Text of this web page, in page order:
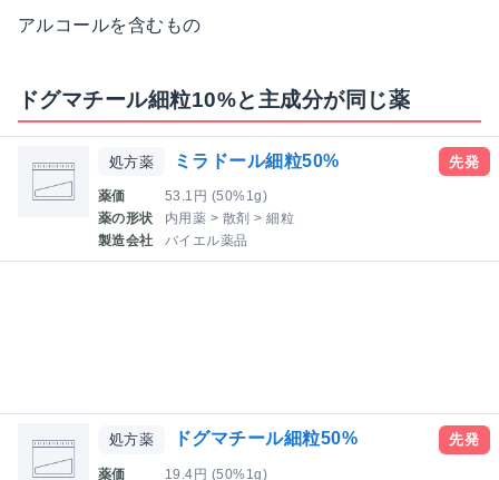
アルコールを含むもの
ドグマチール細粒10%と主成分が同じ薬
処方薬 ミラドール細粒50%
薬価
53.1円 (50%1g)
薬の形状
内用薬 > 散剤 > 細粒
製造会社
バイエル薬品
先発
処方薬 ドグマチール細粒50%
薬価 19.4円 (50%1g)
先発